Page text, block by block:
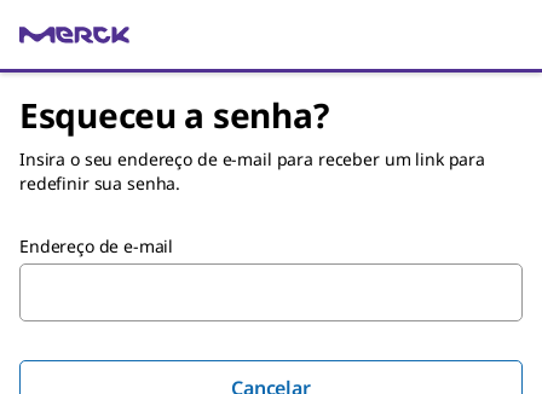
Esqueceu a senha?
Insira o seu endereço de e-mail para receber um link para
redefinir sua senha.
Endereço de e-mail
Cancelar